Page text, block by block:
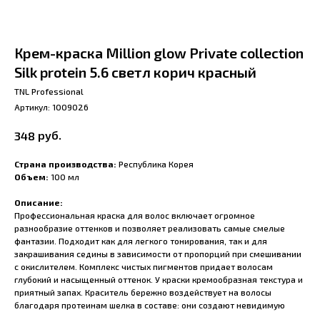
Крем-краска Million glow Private collection
Silk protein 5.6 светл корич красный
TNL Professional
Артикул: 1009026
348 руб.
Страна производства: Республика Корея
Объем: 100 мл
Описание:
Профессиональная краска для волос включает огромное
разнообразие оттенков и позволяет реализовать самые смелые
фантазии. Подходит как для легкого тонирования, так и для
закрашивания седины в зависимости от пропорций при смешивании
с окислителем. Комплекс чистых пигментов придает волосам
глубокий и насыщенный оттенок. У краски кремообразная текстура и
приятный запах. Краситель бережно воздействует на волосы
благодаря протеинам шелка в составе: они создают невидимую